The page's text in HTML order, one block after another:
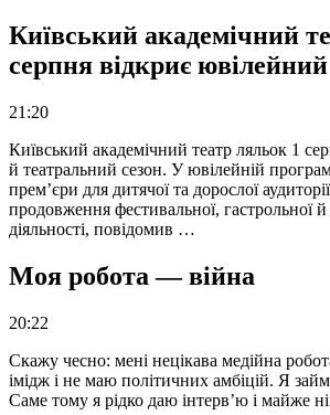
Київський академічний
серпня відкриє
21:20
Київський академічний театр ляльок 1
й театральний сезон. У ювілейній
прем’єри для дитячої та дорослої
продовження фестивальної, гастрольної й
діяльності, повідомив …
Моя робота — війна
20:22
Скажу чесно: мені нецікава медійна
імідж і не маю політичних амбіцій. Я
Саме тому я рідко даю інтерв’ю і майже